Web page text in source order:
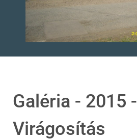
Galéria - 2015 -
Virágosítás